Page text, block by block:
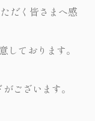
だく皆さまへ感
しております。
ございます。